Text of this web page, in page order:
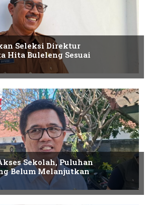
Seleksi Direktur
Hita Buleleng Sesuai
Sekolah, Puluhan
Belum Melanjutkan